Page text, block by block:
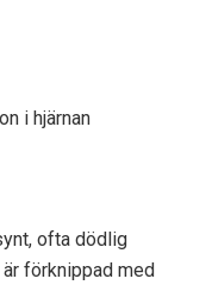
i hjärnan
ofta dödlig
förknippad med